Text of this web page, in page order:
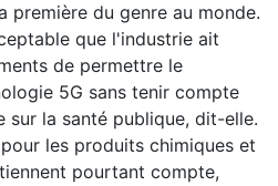
première du genre au monde.
que l'industrie ait
de permettre le
5G sans tenir compte
sur la santé publique, dit-elle.
les produits chimiques et
pourtant compte,